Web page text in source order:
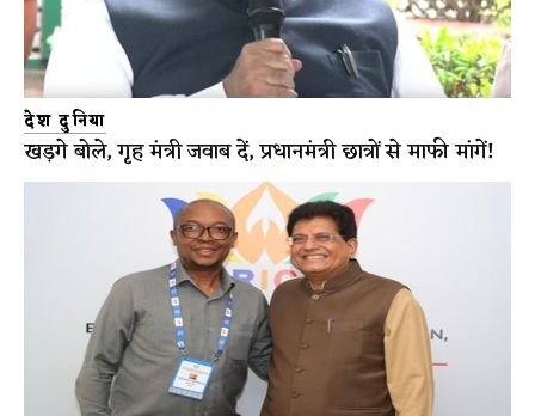
देश दुनिया
खड़गे बोले, गृह मंत्री जवाब दें, प्रधानमंत्री छात्रों से माफी मांगें!